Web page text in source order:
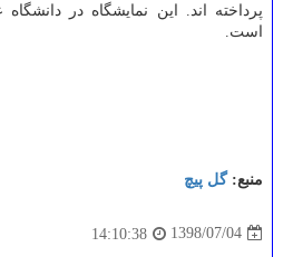
پرداخته اند. این نمایشگاه در
است.
منبع:گل پیچ
1398/07/04
14:10:38